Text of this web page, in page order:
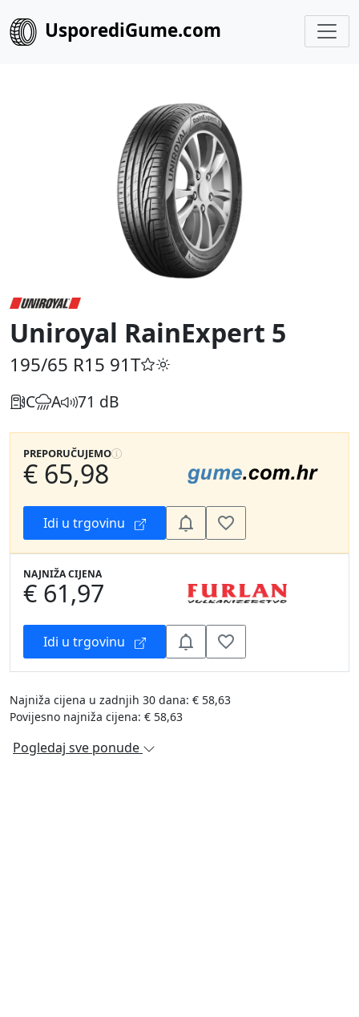
UsporediGume.com
Uniroyal RainExpert 5
195/65 R15 91T
C A 71 dB
PREPORUČUJEMO
€ 65,98
Idi u trgovinu
NAJNIŽA CIJENA
€ 61,97
Idi u trgovinu
Najniža cijena u zadnjih 30 dana: € 58,63
Povijesno najniža cijena: € 58,63
Pogledaj sve ponude